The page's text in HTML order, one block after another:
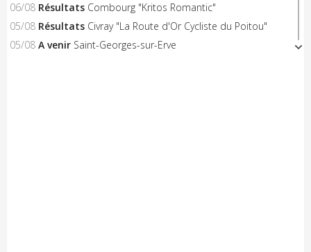
06/08 Résultats Combourg "Kritos Romantic"
05/08 Résultats Civray "La Route d'Or Cycliste du Poitou"
05/08 A venir Saint-Georges-sur-Erve